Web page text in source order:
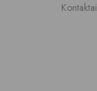
Kontaktai